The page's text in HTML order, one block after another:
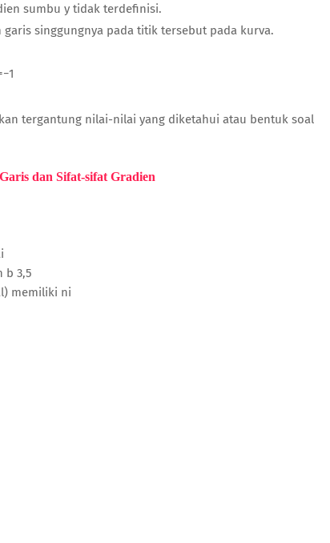
sumbu y tidak terdefinisi.
singgungnya pada titik tersebut pada kurva.
tergantung nilai-nilai yang diketahui atau bentuk soal
dan Sifat-sifat Gradien
b 3,5
memiliki ni